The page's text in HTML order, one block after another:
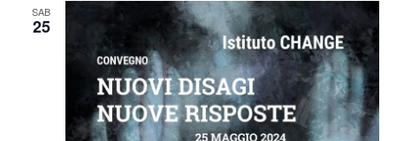
SAB
25